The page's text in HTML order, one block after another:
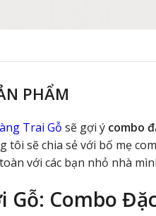
PHẨM
Trai Gỗ sẽ gợi ý combo
tôi sẽ chia sẻ với bố mẹ
với các bạn nhỏ nhà
Gỗ: Combo